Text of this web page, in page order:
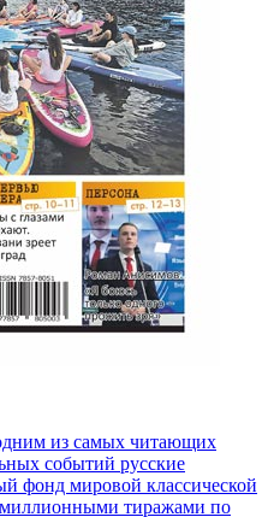
из самых читающих
событий русские
фонд мировой классической
тиражами по